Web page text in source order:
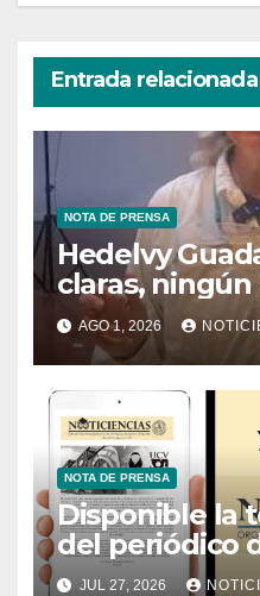
Entrada relacionada
NOTA DE PRENSA
Hedelvy
claras,
conservación
AGO 1, 2026
NOTA DE PRENSA
Disponible la
del periódico
Noticiencias
JUL 27, 2026